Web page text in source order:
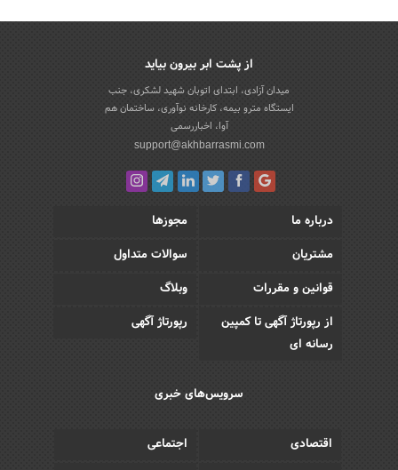
از پشت ابر بیرون بیاید
میدان آزادی، ابتدای اتوبان شهید لشکری، جنب
ایستگاه مترو بیمه، کارخانه نوآوری، ساختمان هم
آوا، اخباررسمی
support@akhbarrasmi.com
درباره ما
مجوزها
مشتریان
سوالات متداول
قوانین و مقررات
وبلاگ
از رپورتاژ آگهی تا کمپین
رسانه ای
رپورتاژ آگهی
سرویس‌های خبری
اقتصادی
اجتماعی